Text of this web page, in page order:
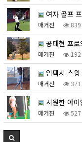
여자 골프 프
매거진 839
공태현 프
매거진 192
임팩시 스
매거진 371
시원한 아
매거진 527